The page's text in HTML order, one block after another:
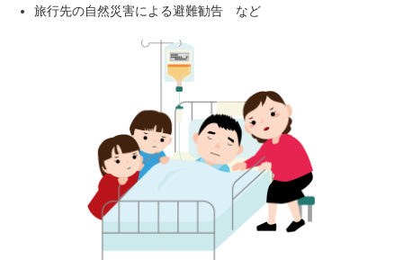
旅行先の自然災害による避難勧告 など